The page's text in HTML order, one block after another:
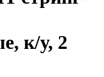
к/у, 2